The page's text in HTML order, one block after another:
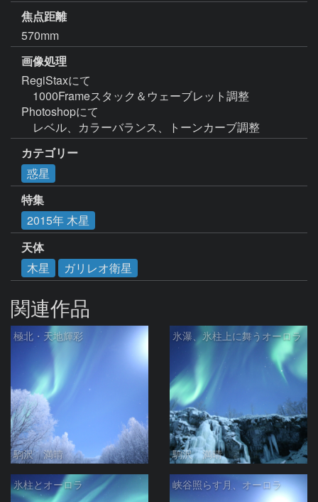
焦点距離
570mm
画像処理
RegiStaxにて
1000Frameスタック＆ウェーブレット調整
Photoshopにて
レベル、カラーバランス、トーンカーブ調整
カテゴリー
惑星
特集
2015年 木星
天体
木星
ガリレオ衛星
関連作品
極北・天地輝彩
駒沢 満晴
氷瀑、氷柱上に舞うオーロラ
駒沢 満晴
氷柱とオーロラ 峡谷照らす月、オーロラ